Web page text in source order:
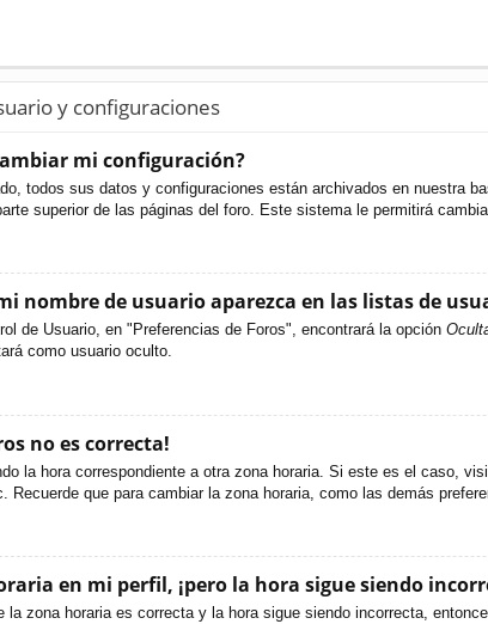
y configuraciones
mi configuración?
todos sus datos y configuraciones están archivados en nuestra
superior de las páginas del foro. Este sistema le permitirá
nombre de usuario aparezca en las listas de
de Usuario, en "Preferencias de Foros", encontrará la opción
como usuario oculto.
no es correcta!
la hora correspondiente a otra zona horaria. Si este es el caso,
Recuerde que para cambiar la zona horaria, como las demás
en mi perfil, ¡pero la hora sigue siendo
la zona horaria es correcta y la hora sigue siendo incorrecta,